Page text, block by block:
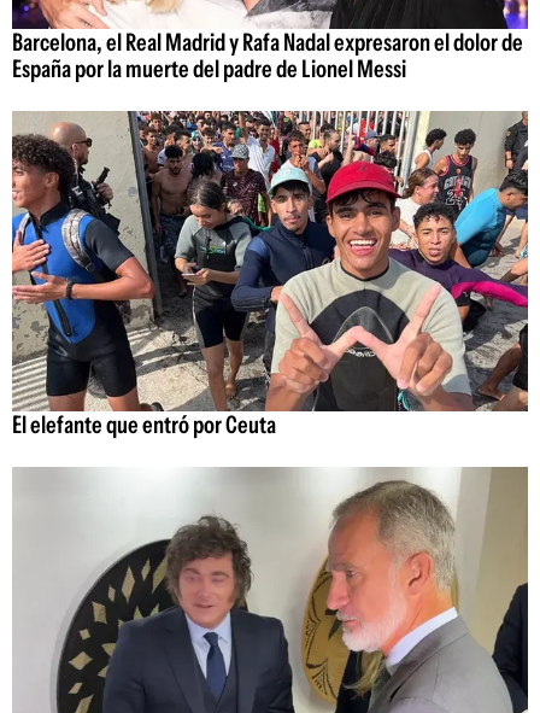
Barcelona, el Real Madrid y Rafa Nadal expresaron el dolor de
España por la muerte del padre de Lionel Messi
El elefante que entró por Ceuta